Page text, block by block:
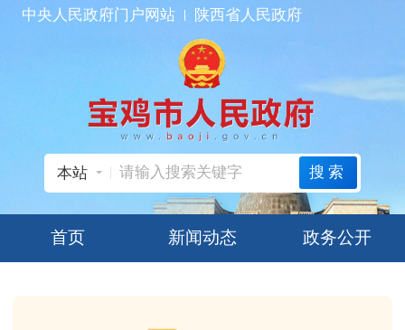
中央人民政府门户网站 陕西省人民政府
本站 搜索
首页 新闻动态 政务公开